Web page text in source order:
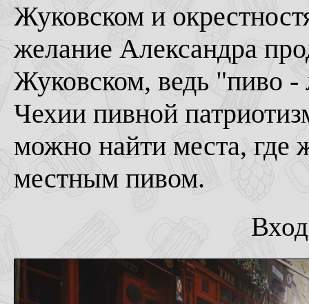
Жуковском и
желание Александра
Жуковском, ведь "пиво
Чехии пивной
можно найти места, где
местным пивом.